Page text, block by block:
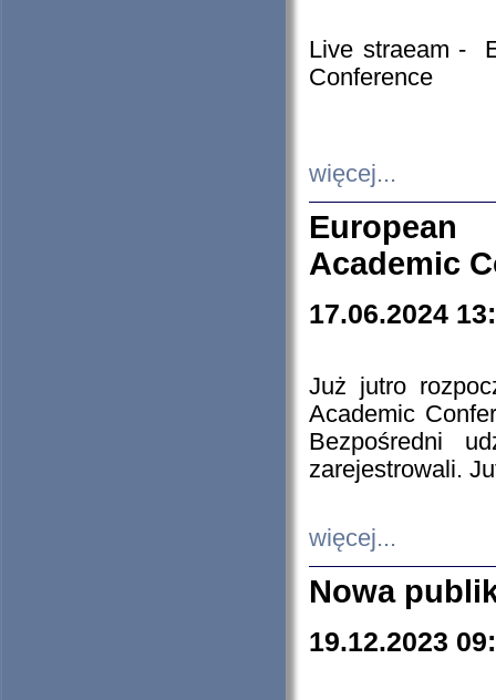
Live straeam -
Conference
więcej...
European
Academic
17.06.2024
Już jutro
Academic
Bezpośredni
zarejestrowali.
więcej...
Nowa
19.12.2023